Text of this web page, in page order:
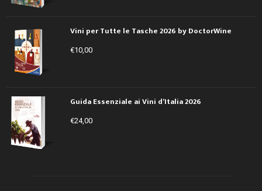
Vini per Tutte le Tasche 2026 by DoctorWine
€10,00
Guida Essenziale ai Vini d’Italia 2026
€24,00